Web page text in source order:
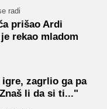
radi
prišao Ardi
rekao mladom
zagrlio ga pa
li da si ti..."